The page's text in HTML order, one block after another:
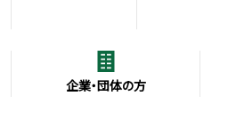
企業・団体の方